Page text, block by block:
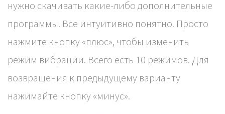
нужно скачивать какие-либо дополнительные
программы. Все интуитивно понятно. Просто
нажмите кнопку «плюс», чтобы изменить
режим вибрации. Всего есть 10 режимов. Для
возвращения к предыдущему варианту
нажимайте кнопку «минус».